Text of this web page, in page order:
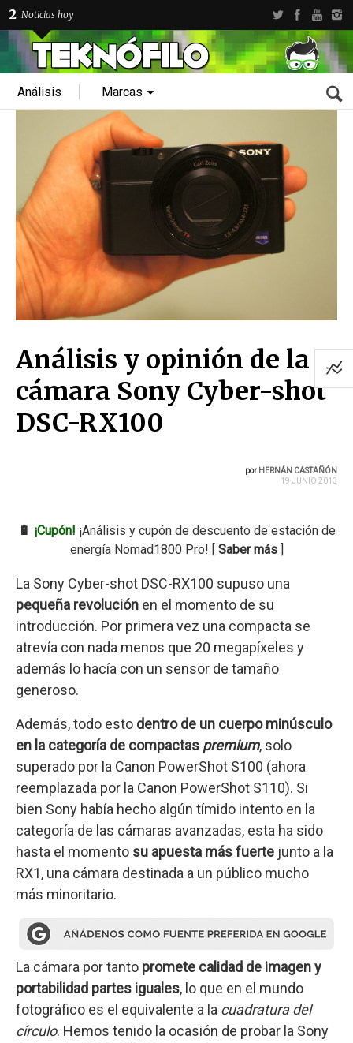
2 Noticias hoy
Análisis Marcas
Análisis y opinión de la
cámara Sony Cyber-shot
DSC-RX100
por HERNÁN CASTAÑÓN
19 JUNIO 2013
🔋 ¡Cupón! ¡Análisis y cupón de descuento de estación de
energía Nomad1800 Pro! [ Saber más]
La Sony Cyber-shot DSC-RX100 supuso una
pequeña revolución en el momento de su
introducción. Por primera vez una compacta se
atrevía con nada menos que 20 megapíxeles y
además lo hacía con un sensor de tamaño
generoso.
Además, todo esto dentro de un cuerpo minúsculo
en la categoría de compactas premium, solo
superado por la Canon PowerShot S100 (ahora
reemplazada por la Canon PowerShot S110). Si
bien Sony había hecho algún tímido intento en la
categoría de las cámaras avanzadas, esta ha sido
hasta el momento su apuesta más fuerte junto a la
RX1, una cámara destinada a un público mucho
más minoritario.
La cámara por tanto promete calidad de imagen y
portabilidad partes iguales, lo que en el mundo
fotográfico es el equivalente a la cuadratura del
círculo. Hemos tenido la ocasión de probar la Sony